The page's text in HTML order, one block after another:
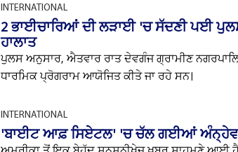
INTERNATIONAL
2 ਭਾਈਚਾਰਿਆਂ ਦੀ ਲੜਾਈ 'ਚ ਸੱਦਣੀ ਪਈ
ਹਾਲਾਤ
ਪੁਲਸ ਅਨੁਸਾਰ, ਐਤਵਾਰ ਰਾਤ ਦੇਵਗੰਜ ਗ੍ਰਾਮੀਣ
ਧਾਰਮਿਕ ਪ੍ਰੋਗਰਾਮ ਆਯੋਜਿਤ ਕੀਤੇ ਜਾ ਰਹੇ ਸਨ।
INTERNATIONAL
'ਬਾਈਟ ਆਫ਼ ਸਿਏਟਲ' 'ਚ ਚੱਲ ਗਈਆਂ